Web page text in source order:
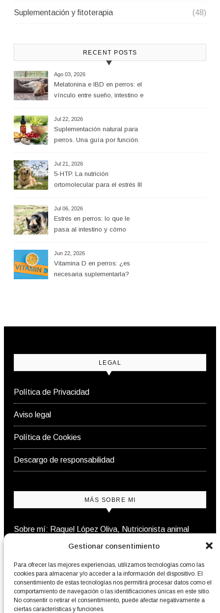
Gestionar consentimiento
Para ofrecer las mejores experiencias, utilizamos tecnologías como las
cookies para almacenar y/o acceder a la información del dispositivo. El
consentimiento de estas tecnologías nos permitirá procesar datos como el
comportamiento de navegación o las identificaciones únicas en este sitio.
No consentir o retirar el consentimiento, puede afectar negativamente a
ciertas características y funciones.
Suplementación y fitoterapia (48)
RECENT POSTS
Ago 03, 2026
Melatonina e IBD en perros: el
vínculo entre sueño, intestino e
Jul 22, 2026
Suplementación natural para
perros. Una guía por función.
Jul 21, 2026
5-HTP. La nutrición
ortomolecular para el estrés III
Jul 06, 2026
Estrés en perros: lo que le
pasa al intestino y cómo
Jun 22, 2026
Vitamina D en perros: ¿es
necesaria suplementarla?
LEGAL
Política de Privacidad
Aviso legal
Política de Cookies
Descargo de responsabilidad
MÁS SOBRE MI
Sobre mí: Raquel López Oliva, Nutricionista animal
NEWSLETTER